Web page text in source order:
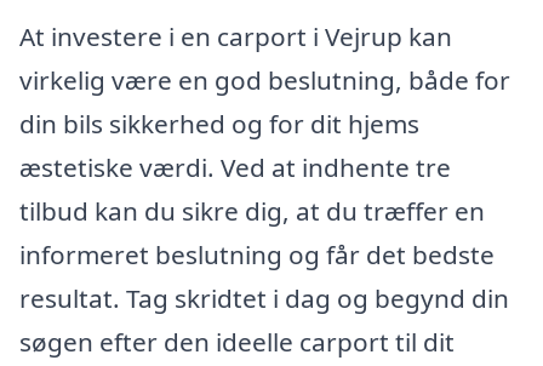
At investere i en carport i Vejrup kan
virkelig være en god beslutning, både for
din bils sikkerhed og for dit hjems
æstetiske værdi. Ved at indhente tre
tilbud kan du sikre dig, at du træffer en
informeret beslutning og får det bedste
resultat. Tag skridtet i dag og begynd din
søgen efter den ideelle carport til dit